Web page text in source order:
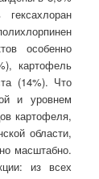
особенно
картофель
(14%). Что
и уровнем
картофеля,
области,
масштабно.
из всех